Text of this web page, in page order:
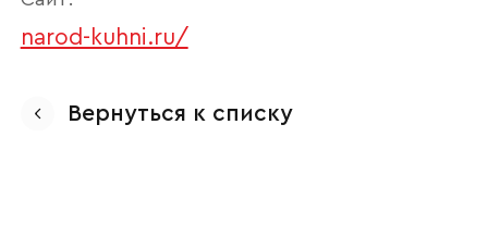
narod-kuhni.ru/
Вернуться к списку
Ваше имя